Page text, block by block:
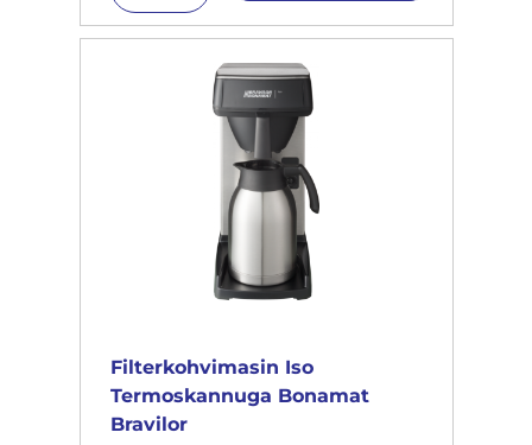
Filterkohvimasin Iso
Termoskannuga Bonamat
Bravilor